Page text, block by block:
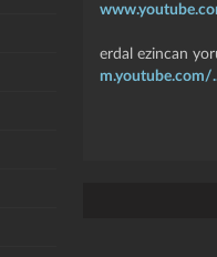
erdal ezincan
m.youtube.com/